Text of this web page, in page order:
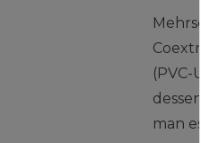
man